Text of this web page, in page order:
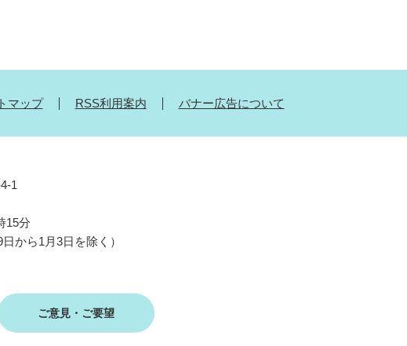
マップ RSS利用案内 バナー広告について
1
15分
から1月3日を除く）
ご意見・ご要望